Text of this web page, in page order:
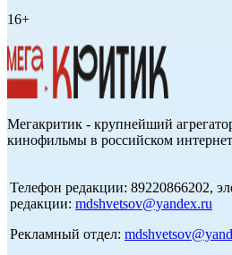
16+
Мегакритик - крупнейший
кинофильмы в российском
Телефон редакции: 89220866202,
редакции: mdshvetsov@yandex.ru
Рекламный отдел: